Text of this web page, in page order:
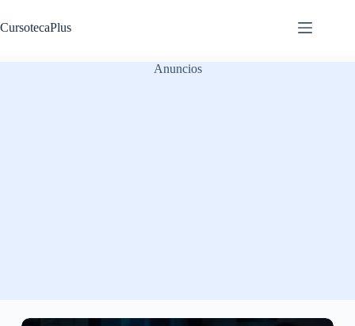
al
contenido
CursotecaPlus
Anuncios